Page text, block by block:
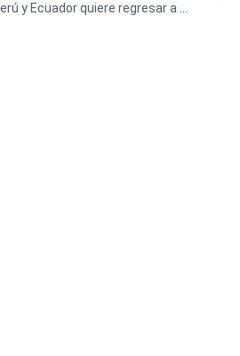
y Ecuador quiere regresar a ...